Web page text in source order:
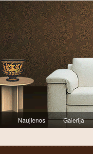
Naujienos Galerija